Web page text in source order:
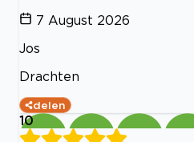
7 August 2026
Jos
Drachten
delen
10